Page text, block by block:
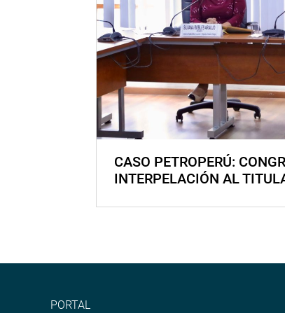
CASO PETROPERÚ:
INTERPELACIÓN AL
PORTAL